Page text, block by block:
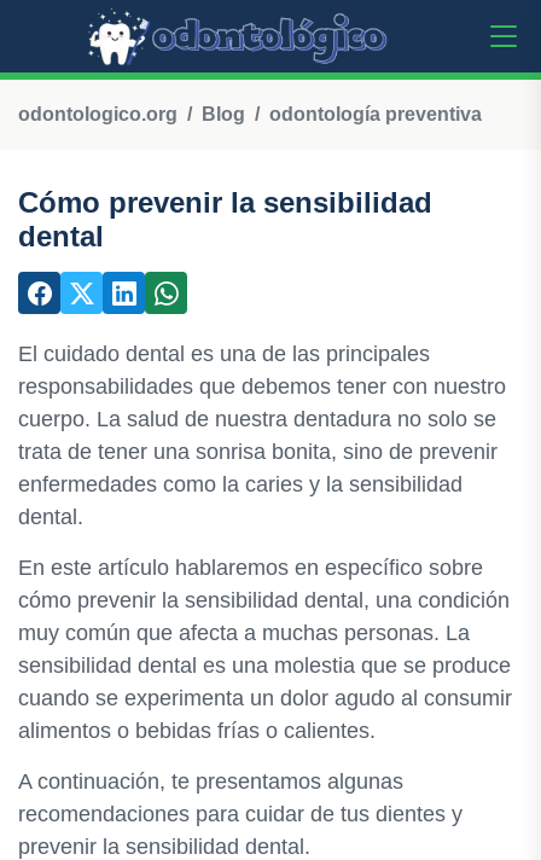
odontologico.org Blog odontología preventiva
Cómo prevenir la sensibilidad
dental
El cuidado dental es una de las principales
responsabilidades que debemos tener con nuestro
cuerpo. La salud de nuestra dentadura no solo se
trata de tener una sonrisa bonita, sino de prevenir
enfermedades como la caries y la sensibilidad
dental.
En este artículo hablaremos en específico sobre
cómo prevenir la sensibilidad dental, una condición
muy común que afecta a muchas personas. La
sensibilidad dental es una molestia que se produce
cuando se experimenta un dolor agudo al consumir
alimentos o bebidas frías o calientes.
A continuación, te presentamos algunas
recomendaciones para cuidar de tus dientes y
prevenir la sensibilidad dental.